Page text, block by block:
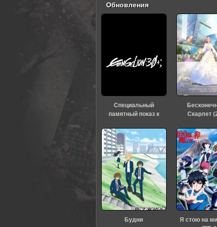
Обновления
Специальный
памятный показ к
«Евангелиона» (2026)
Скарлет
Будни
Я стою на